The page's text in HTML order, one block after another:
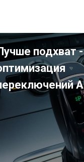
подхват -